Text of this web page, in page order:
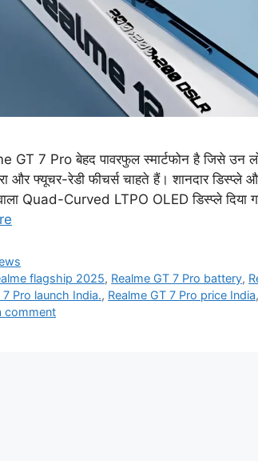
GT 7 Pro बेहद पावरफुल स्मार्टफोन है जिसे उन
और फ्यूचर-रेडी फीचर्स चाहते हैं। शानदार
Quad-Curved LTPO OLED डिस्प्ले
flagship 2025, Realme GT 7 Pro battery,
7 Pro launch India., Realme GT 7 Pro price India,
comment